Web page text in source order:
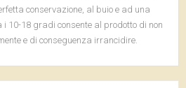
conservazione, al buio e ad una
10-18 gradi consente al prodotto di non
e di conseguenza irrancidire.